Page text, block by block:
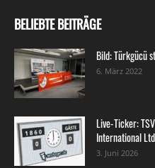
BELIEBTE BEITRÄGE
Bild: Türkgücü
6. März 2022
Live-Ticker:
International
3. Juni 2026